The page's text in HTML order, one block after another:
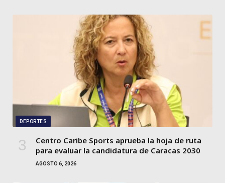
DEPORTES
Centro Caribe Sports aprueba la hoja de ruta
para evaluar la candidatura de Caracas 2030
AGOSTO 6, 2026